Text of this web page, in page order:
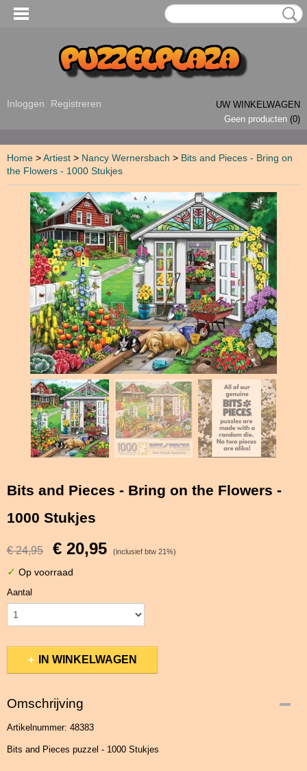
Inloggen Registreren
UW WINKELWAGEN
Geen producten (0)
Home >Artiest > Nancy Wernersbach > Bits and Pieces - Bring on
the Flowers - 1000 Stukjes
Bits and Pieces - Bring on the Flowers -
1000 Stukjes
€ 24,95 € 20,95 (inclusief btw 21%)
✓ Op voorraad
Aantal
IN WINKELWAGEN
Omschrijving
Artikelnummer: 48383
Bits and Pieces puzzel - 1000 Stukjes